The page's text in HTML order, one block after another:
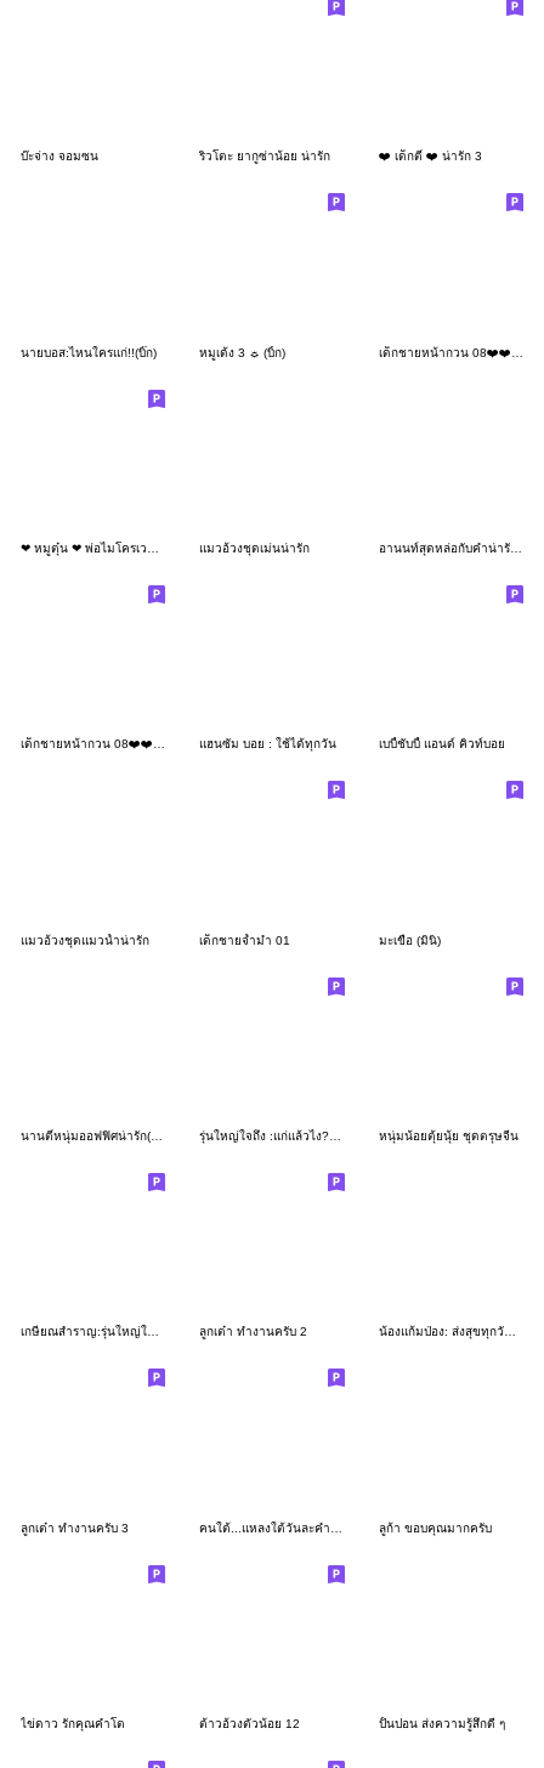
บ๊ะจ่าง จอมซน ริวโตะ ยากูซ่าน้อย น่ารัก ❤️ เด็กตี๋ ❤️ น่ารัก 3
นายบอส:ไหนใครแก่!!(บิ๊ก) หมูเด้ง 3 ☼ (บิ้ก)
แมวอ้วงชุดเม่นน่ารัก อานนท์สุดหล่อกับคำน่ารัก (บิ๊ก)
เด็กชายหน้ากวน 08❤️❤️❤️NoText แฮนซัม บอย : ใช้ได้ทุกวัน เบบี้ชับบี้ แอนด์ คิวท์บอย
แมวอ้วงชุดแมวน้ำน่ารัก เด็กชายจ้ำม่ำ 01 มะเขือ (มินิ)
หนุ่มน้อยตุ้ยนุ้ย ชุดตรุษจีน
เกษียณสำราญ:รุ่นใหญ่ใจถึง(บิ๊ก) ลูกเต๋า ทำงานครับ 2 น้องแก้มป่อง: ส่งสุขทุกวัน (Happy Vibes)
ลูกเต๋า ทำงานครับ 3 ลูก้า ขอบคุณมากครับ
ไข่ดาว รักคุณคำโต ต้าวอ้วงตัวน้อย 12 ปั้นปอน ส่งความรู้สึกดี ๆ